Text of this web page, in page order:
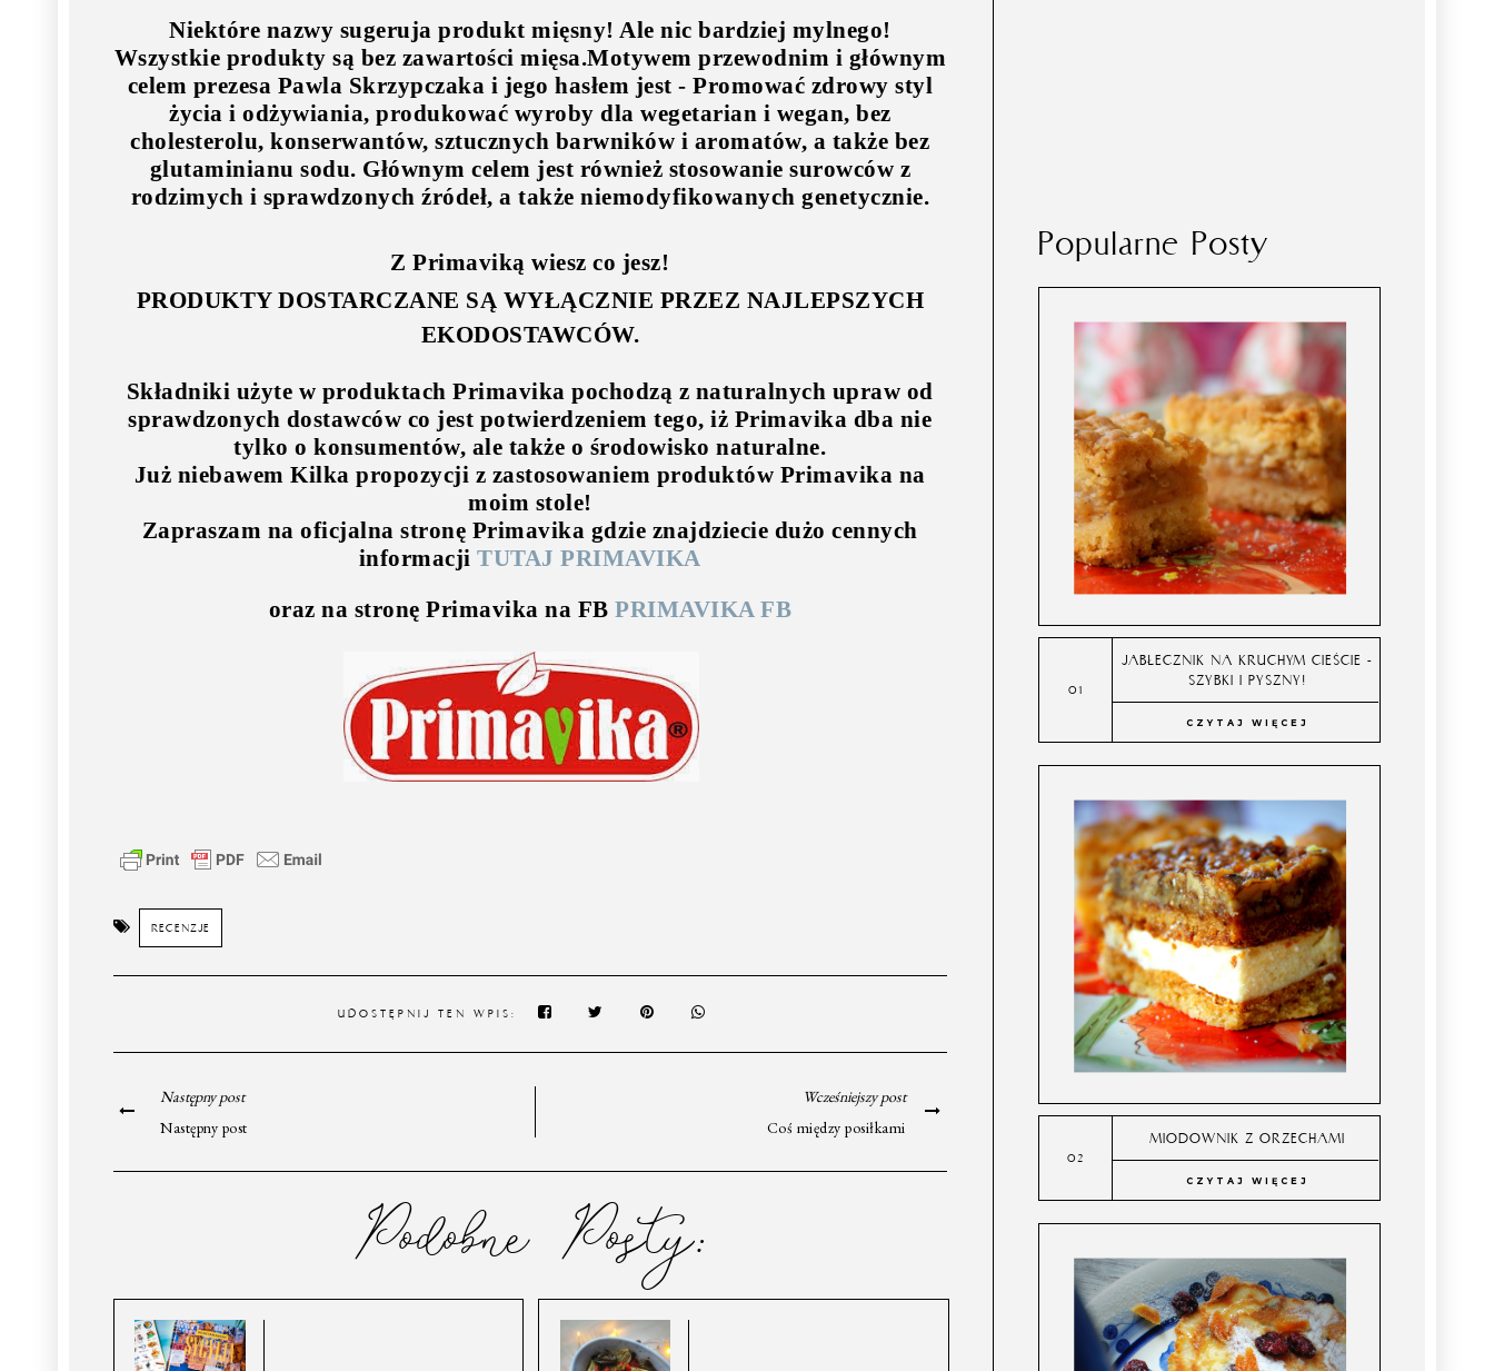
Niektóre nazwy sugeruja produkt mięsny! Ale nic bardziej mylnego!
Wszystkie produkty są bez zawartości mięsa.Motywem przewodnim i głównym
celem prezesa Pawla Skrzypczaka i jego hasłem jest -Promować zdrowy styl
życia i odżywiania, produkować wyroby dla wegetarian i wegan, bez
cholesterolu, konserwantów, sztucznych barwników i aromatów, a także bez
glutaminianu sodu. Głównym celem jest również stosowanie surowców z
rodzimych i sprawdzonych źródeł, a także niemodyfikowanych genetycznie.
Z Primaviką wiesz co jesz!
PRODUKTY DOSTARCZANE SĄ WYŁĄCZNIE PRZEZ NAJLEPSZYCH
EKODOSTAWCÓW.
Składniki użyte w produktach Primavika pochodzą z naturalnych upraw od
sprawdzonych dostawców co jest potwierdzeniem tego, iż Primavika dba nie
tylko o konsumentów, ale także o środowisko naturalne.
Już niebawem Kilka propozycji z zastosowaniem produktów Primavika na
moim stole!
Zapraszam na oficjalna stronę Primavika gdzie znajdziecie dużo cennych
informacjiTUTAJ PRIMAVIKA
oraz na stronę Primavika na FBPRIMAVIKA FB
RECENZJE
UDOSTĘPNIJ TEN WPIS:
Następny post
Następny post
Wcześniejszy post
Coś między posiłkami
Podobne Posty:
Popularne Posty
JABŁECZNIK NA KRUCHYM CIEŚCIE -
SZYBKI I PYSZNY!
CZYTAJ WIĘCEJ
MIODOWNIK Z ORZECHAMI
CZYTAJ WIĘCEJ